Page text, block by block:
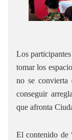
Los
tomar los
no se convierta
conseguir
que afronta
El contenido de